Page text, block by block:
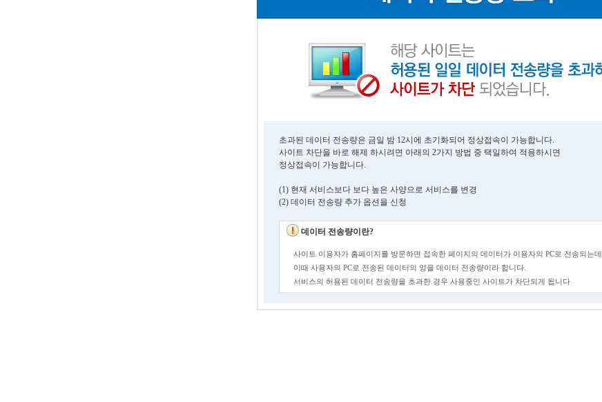
초과된 데이터 전송량은 금일 밤 12시에 초기화되어 정상접속이 가능합니다.
사이트 차단을 바로 해제 하시려면 아래의 2가지 방법 중 택일하여 적용하시면
정상접속이 가능합니다.
(1) 현재 서비스보다 보다 높은 사양으로 서비스를 변경
(2) 데이터 전송량 추가 옵션을 신청
데이터 전송량이란?
사이트 이용자가 홈페이지를 방문하면 접속한 페이지의 데이터가 이용자의 PC로 전송되는데,
이때 사용자의 PC로 전송된 데이터의 양을 데이터 전송량이라 합니다.
서비스의 허용된 데이터 전송량을 초과한 경우 사용중인 사이트가 차단되게 됩니다